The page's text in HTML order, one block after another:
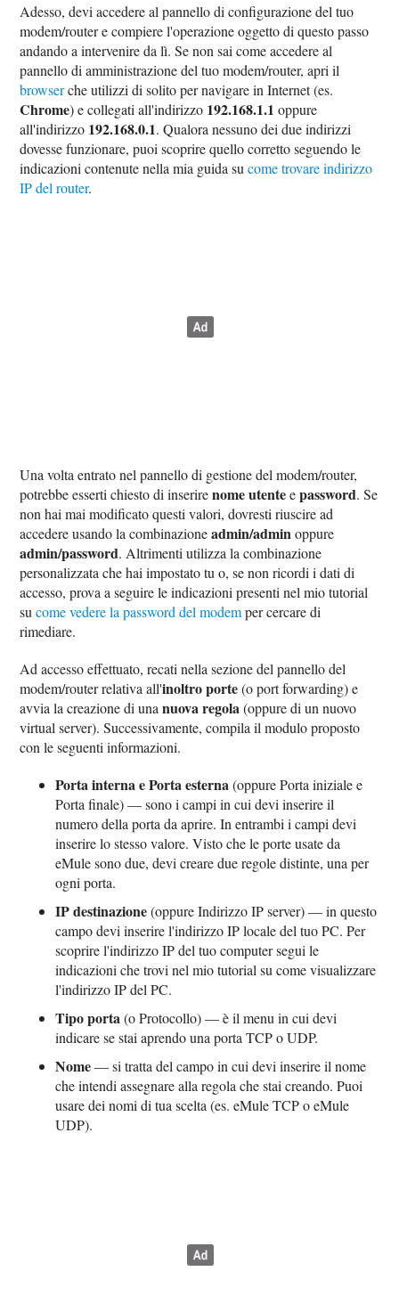
Adesso, devi accedere al pannello di configurazione del tuo
modem/router e compiere l'operazione oggetto di questo passo
andando a intervenire da lì. Se non sai come accedere al
pannello di amministrazione del tuo modem/router, apri il
browserche utilizzi di solito per navigare in Internet (es.
Chrome) e collegati all'indirizzo 192.168.1.1 oppure
all'indirizzo 192.168.0.1. Qualora nessuno dei due indirizzi
dovesse funzionare, puoi scoprire quello corretto seguendo le
indicazioni contenute nella mia guida sucome trovare indirizzo
IP del router.
Una volta entrato nel pannello di gestione del modem/router,
potrebbe esserti chiesto di inserirenome utenteepassword. Se
non hai mai modificato questi valori, dovresti riuscire ad
accedere usando la combinazioneadmin/adminoppure
admin/password. Altrimenti utilizza la combinazione
personalizzata che hai impostato tu o, se non ricordi i dati di
accesso, prova a seguire le indicazioni presenti nel mio tutorial
sucome vedere la password del modemper cercare di
rimediare.
Ad accesso effettuato, recati nella sezione del pannello del
modem/router relativa all'inoltro porte(o port forwarding) e
avvia la creazione di unanuova regola(oppure di un nuovo
virtual server). Successivamente, compila il modulo proposto
con le seguenti informazioni.
Porta interna e Porta esterna(oppure Porta iniziale e
Porta finale) — sono i campi in cui devi inserire il
numero della porta da aprire. In entrambi i campi devi
inserire lo stesso valore. Visto che le porte usate da
eMule sono due, devi creare due regole distinte, una per
ogni porta.
IP destinazione(oppure Indirizzo IP server) — in questo
campo devi inserire l'indirizzo IP locale del tuo PC. Per
scoprire l'indirizzo IP del tuo computer segui le
indicazioni che trovi nel mio tutorial su come visualizzare
l'indirizzo IP del PC.
Tipo porta(o Protocollo) — è il menu in cui devi
indicare se stai aprendo una porta TCP o UDP.
Nome— si tratta del campo in cui devi inserire il nome
che intendi assegnare alla regola che stai creando. Puoi
usare dei nomi di tua scelta (es. eMule TCP o eMule
UDP).